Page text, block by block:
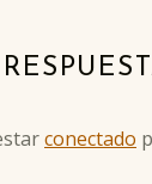
conectado